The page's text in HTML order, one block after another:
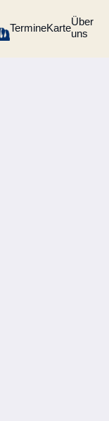
TermineKarteÜber
uns